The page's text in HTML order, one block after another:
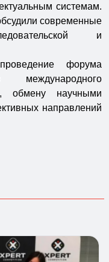
системам.
современные
и
форума
международного
обмену научными
направлений